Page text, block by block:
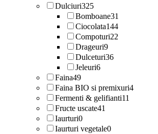
Dulciuri325
Bomboane31
Ciocolata144
Compoturi22
Drageuri9
Dulceturi36
Jeleuri6
Faina49
Faina BIO si premixuri4
Fermenti & gelifianti11
Fructe uscate41
Iaurturi0
Iaurturi vegetale0